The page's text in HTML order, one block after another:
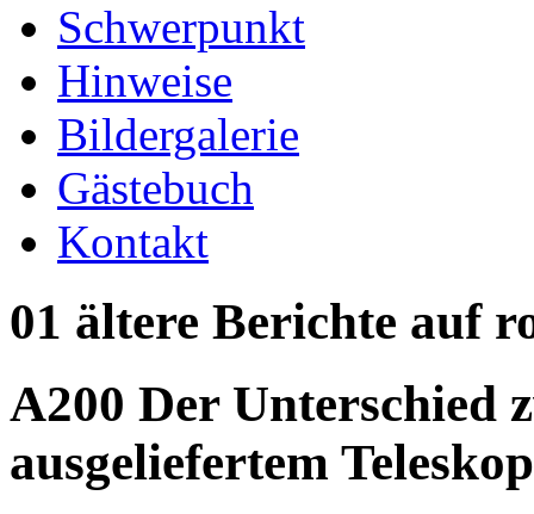
Schwerpunkt
Hinweise
Bildergalerie
Gästebuch
Kontakt
01 ältere Berichte auf
A200 Der Unterschied
ausgeliefertem